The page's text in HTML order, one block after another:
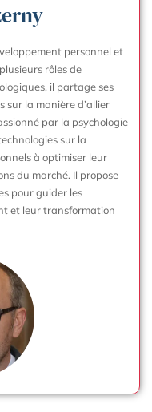
personnel et
rôles de
il partage ses
sur la manière d’allier
par la psychologie
sur la
à optimiser leur
du marché. Il propose
pour guider les
et leur transformation